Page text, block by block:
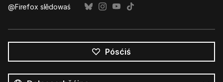
@Firefox slědowaś
Pósćiś
rěcy
Rěc